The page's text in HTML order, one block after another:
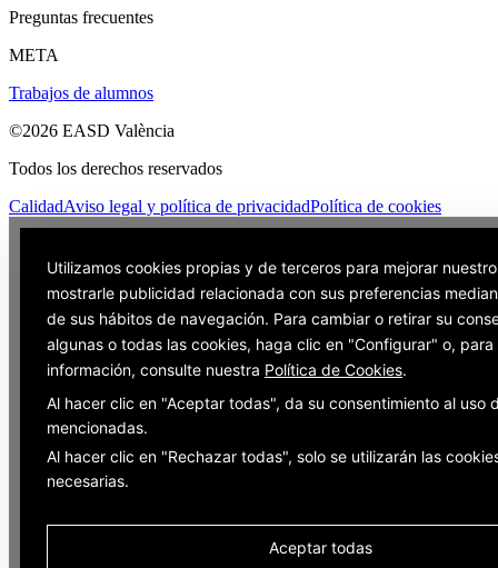
Preguntas frecuentes
META
Trabajos de alumnos
©2026 EASD València
Todos los derechos reservados
CalidadAviso legal y política de privacidadPolítica de cookies
Utilizamos cookies propias y de terceros para mejorar
mostrarle publicidad relacionada con sus preferencias
de sus hábitos de navegación. Para cambiar o retirar su
algunas o todas las cookies, haga clic en "Configurar" o, para
información, consulte nuestra Política de Cookies.
Al hacer clic en "Aceptar todas", da su consentimiento al uso
mencionadas.
Al hacer clic en "Rechazar todas", solo se utilizarán las
necesarias.
Aceptar todas